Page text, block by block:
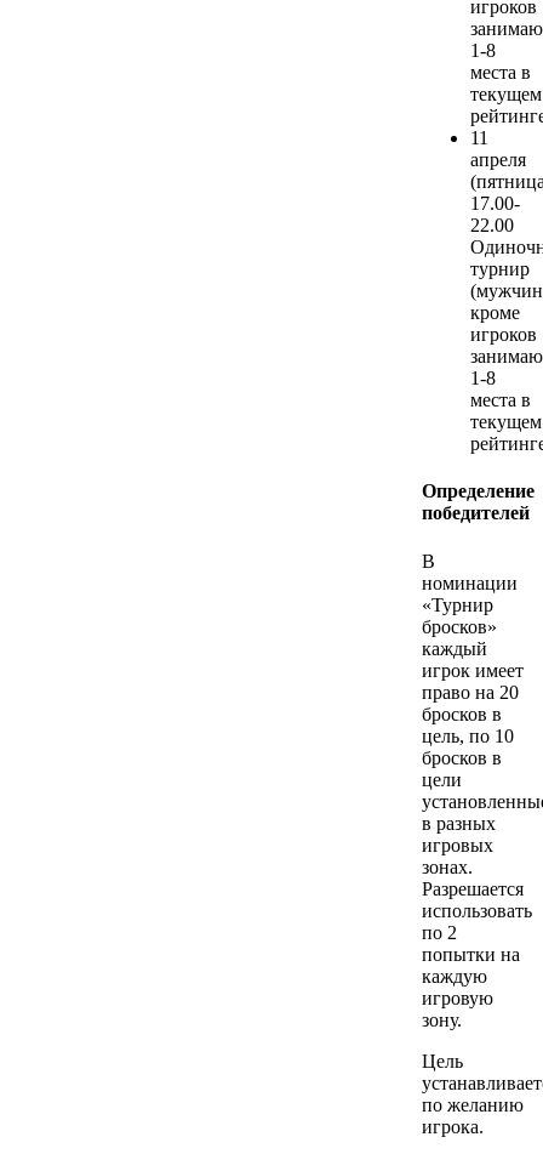
игроков
1-8
места в
текущем
11
апреля
17.00-
22.00
турнир
кроме
игроков
1-8
места в
текущем
Определение
победителей
В
номинации
«Турнир
бросков»
каждый
игрок имеет
право на 20
бросков в
цель, по 10
бросков в
цели
в разных
игровых
зонах.
Разрешается
использовать
по 2
попытки на
каждую
игровую
зону.
Цель
по желанию
игрока.